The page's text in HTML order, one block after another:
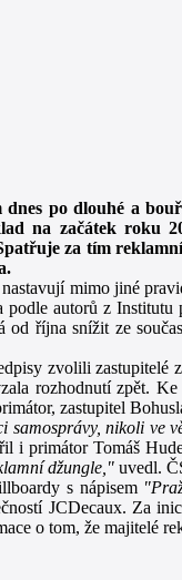
po dlouhé a
na začátek
za tím
mimo jiné
podle autorů z
října snížit ze
zvolili zastupitelé
rozhodnutí zpět.
zastupitel
samosprávy, nikoli ve
i primátor Tomáš
džungle," uvedl.
s nápisem
JCDecaux. Za
o tom, že majitelé